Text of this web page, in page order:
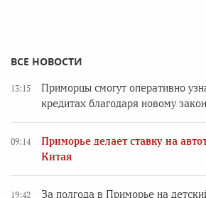
ВСЕ НОВОСТИ
13:15
Приморцы смогут оперативно
кредитах благодаря новому
09:14
Приморье делает ставку на
Китая
19:42
За полгода в Приморье на